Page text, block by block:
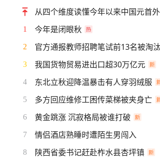
从四个维度读懂今年以来中国元首
1 今年是闭眼秋
2 官方通报教师招聘笔试前13名被淘
3 我国货物贸易进出口超30万亿元
4 东北立秋迎降温暴击有人穿羽绒服
5 多方回应维修工困传菜梯被夹身亡
6 黄金跳涨 沉寂格局被谁打破
7 情侣酒店熟睡时遭陌生男闯入
8 陕西省委书记赶赴柞水县杏坪镇